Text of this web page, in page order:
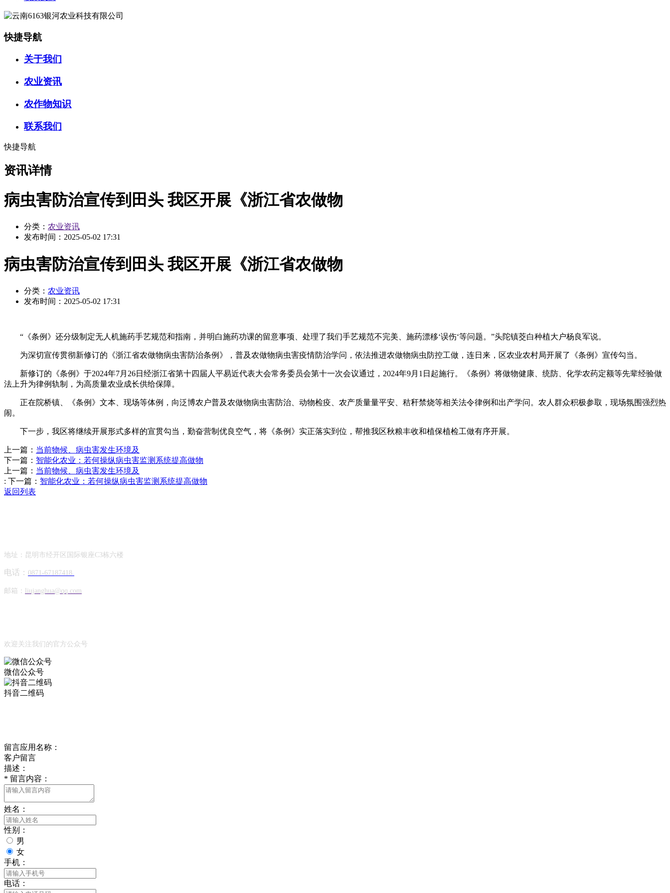
快捷导航
关于我们
农业资讯
农作物知识
联系我们
快捷导航
资讯详情
病虫害防治宣传到田头 我区开展《浙江省农做物
分类： 农业资讯
发布时间： 2025-05-02 17:31
病虫害防治宣传到田头 我区开展《浙江省农做物
分类： 农业资讯
发布时间： 2025-05-02 17:31
“《条例》还分级制定无人机施药手艺规范和指南，并明白施药功课的留意事项、处理了我们手艺规范不完美、施药漂移‘误伤‘等问题。”头陀镇茭白种植大户杨良军说。
为深切宣传贯彻新修订的《浙江省农做物病虫害防治条例》，普及农做物病虫害疫情防治学问，依法推进农做物病虫防控工做，连日来，区农业农村局开展了《条例》宣传勾当。
新修订的《条例》于2024年7月26日经浙江省第十四届人平易近代表大会常务委员会第十一次会议通过，2024年9月1日起施行。《条例》将做物健康、统防、化学农药定额等先辈经验做
法上升为律例轨制，为高质量农业成长供给保障。
正在院桥镇、《条例》文本、现场等体例，向泛博农户普及农做物病虫害防治、动物检疫、农产质量量平安、秸秆禁烧等相关法令律例和出产学问。农人群众积极参取，现场氛围强烈热
闹。
下一步，我区将继续开展形式多样的宣贯勾当，勤奋营制优良空气，将《条例》实正落实到位，帮推我区秋粮丰收和植保植检工做有序开展。
上一篇： 当前物候、病虫害发生环境及
下一篇： 智能化农业：若何操纵病虫害监测系统提高做物
上一篇： 当前物候、病虫害发生环境及
: 下一篇： 智能化农业：若何操纵病虫害监测系统提高做物
返回列表
地址：昆明市经开区国际银座C3栋六楼
电话： 0871-67187418
邮箱： liujanghua@qq.com
欢迎关注我们的官方公众号
微信公众号
抖音二维码
留言应用名称：
客户留言
描述：
* 留言内容：
姓名：
性别：
男
女
手机：
电话：